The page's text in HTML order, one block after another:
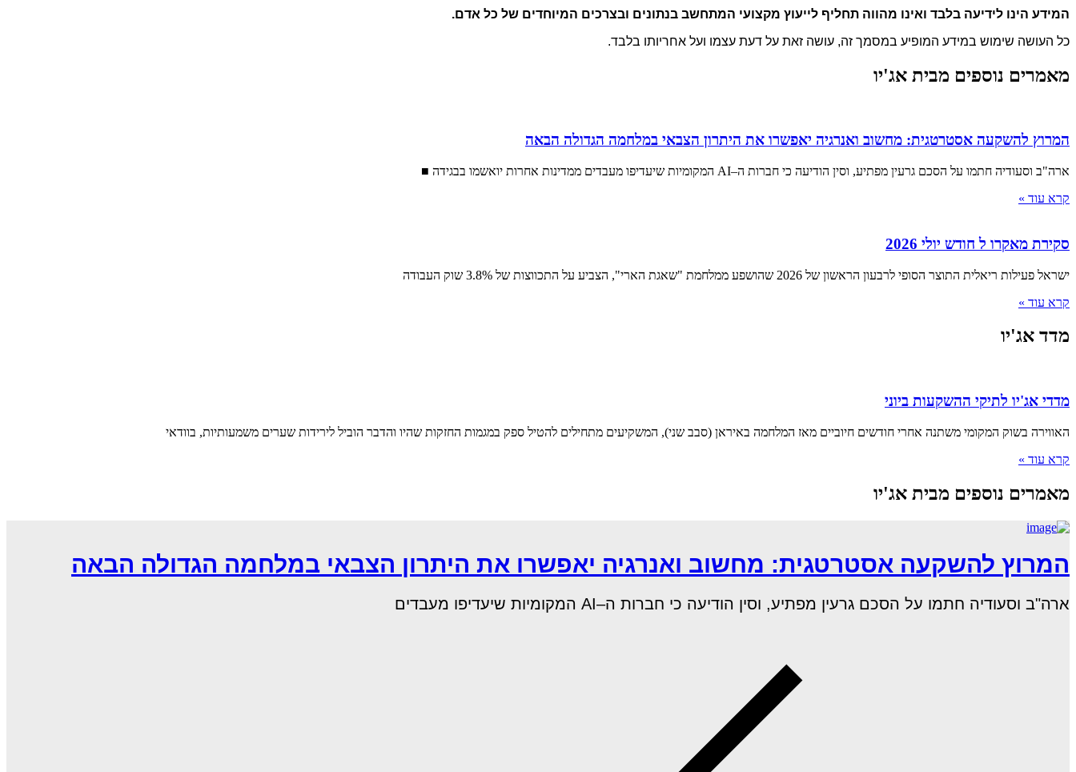
המידע הינו לידיעה בלבד ואינו מהווה תחליף לייעוץ מקצועי המתחשב בנתונים ובצרכים המיוחדים של כל אדם.
כל העושה שימוש במידע המופיע במסמך זה, עושה זאת על דעת עצמו ועל אחריותו בלבד.
מאמרים נוספים מבית אג'יו
המרוץ להשקעה אסטרטגית: מחשוב ואנרגיה יאפשרו את היתרון הצבאי במלחמה הגדולה הבאה
ארה"ב וסעודיה חתמו על הסכם גרעין מפתיע, וסין הודיעה כי חברות ה–AI המקומיות שיעדיפו מעבדים ממדינות אחרות יואשמו בבגידה ■
קרא עוד »
סקירת מאקרו ל חודש יולי 2026
ישראל פעילות ריאלית התוצר הסופי לרבעון הראשון של 2026 שהושפע ממלחמת "שאגת הארי", הצביע על התכווצות של 3.8% שוק העבודה
קרא עוד »
מדד אג'יו
מדדי אג'יו לתיקי ההשקעות ביוני
האווירה בשוק המקומי משתנה אחרי חודשים חיוביים מאז המלחמה באיראן (סבב שני), המשקיעים מתחילים להטיל ספק במגמות החזקות שהיו והדבר הוביל לירידות שערים משמעותיות, בוודאי
קרא עוד »
מאמרים נוספים מבית אג'יו
המרוץ להשקעה אסטרטגית: מחשוב ואנרגיה יאפשרו את היתרון הצבאי במלחמה הגדולה הבאה
ארה"ב וסעודיה חתמו על הסכם גרעין מפתיע, וסין הודיעה כי חברות ה–AI המקומיות שיעדיפו מעבדים